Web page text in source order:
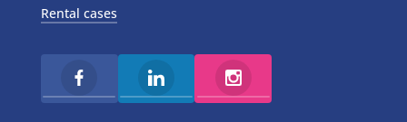
Rental cases